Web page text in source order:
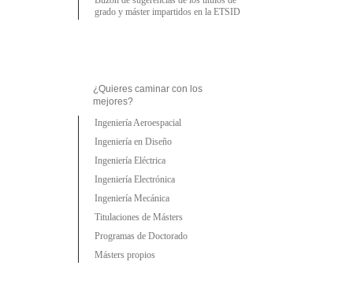
grado y máster impartidos en la ETSID
¿Quieres caminar con los
mejores?
Ingeniería Aeroespacial
Ingeniería en Diseño
Ingeniería Eléctrica
Ingeniería Electrónica
Ingeniería Mecánica
Titulaciones de Másters
Programas de Doctorado
Másters propios